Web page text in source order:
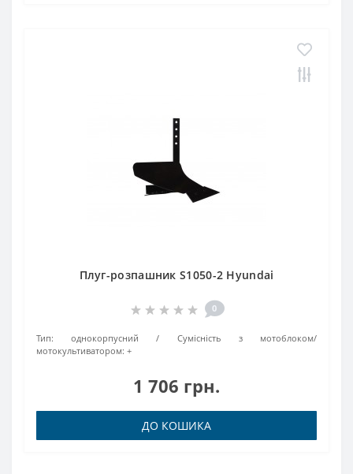
Плуг-розпашник S1050-2 Hyundai
0
Тип: однокорпусний
Сумісність з мотоблоком/
мотокультиватором: +
1 706 грн.
ДО КОШИКА